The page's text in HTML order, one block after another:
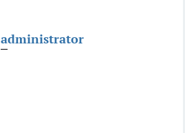
administrator